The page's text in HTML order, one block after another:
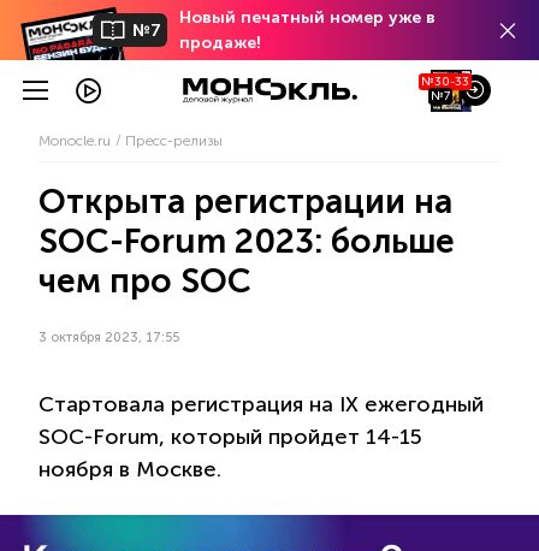
№7
Новый печатный номер уже в
продаже!
№30-33
№7
Monocle.ru Пресс-релизы
Открыта регистрации на
SOC-Forum 2023: больше
чем про SOC
3 октября 2023, 17:55
Стартовала регистрация на IX ежегодный
SOC-Forum, который пройдет 14-15
ноября в Москве.